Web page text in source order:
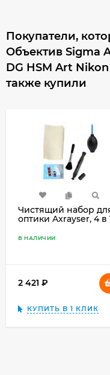
Покупатели,
Объектив Sigma
DG HSM Art
также купили
Чистящий набор
оптики Axrayser, 4 в
В НАЛИЧИИ
2 421
КУПИТЬ В 1 КЛИК